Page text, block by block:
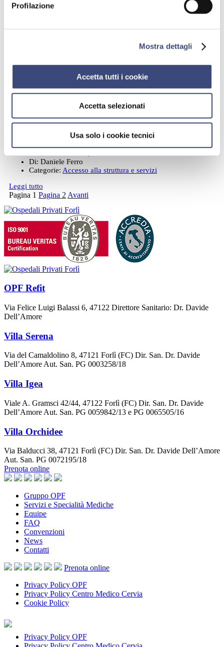
Profilazione
Mostra dettagli
Accetta tutti i cookie
Accetta selezionati
Usa solo i cookie tecnici
Leggi tutto
Quali sono gli orari di apertura di Villa
Data: Dicembre 16, 2022
Daniele Ferro
Accesso alla struttura e servizi
Quali sono gli orari di apertura del
Centro Medico Cervia?
Di: Daniele Ferro
Categorie: Accesso alla struttura e servizi
Leggi tutto
Paginazione
degli
articoli
Pagina 1 Pagina 2 Avanti
OPF Refit
Via Felice Luigi Balassi 6, 47122 Direttore Sanitario: Dr. Davide
Dell’Amore
Villa Serena
Via del Camaldolino 8, 47121 Forlì (FC) Dir. San. Dr. Davide
Dell’Amore Aut. San. PG 0003258/18
Villa Igea
Viale A. Gramsci 42/44, 47122 Forlì (FC) Dir. San. Dr. Davide
Dell’Amore Aut. San. PG 0059842/13 e PG 0065505/16
Villa Orchidee
Via Balducci 38, 47121 Forlì (FC) Dir. San. Dr. Davide Dell’Amore
Aut. San. PG 0072195/18
Prenota online
Gruppo OPF
Servizi e Specialità Mediche
Equipe
FAQ
Convenzioni
News
Contatti
Prenota online
Privacy Policy OPF
Privacy Policy Centro Medico Cervia
Cookie Policy
Privacy Policy OPF